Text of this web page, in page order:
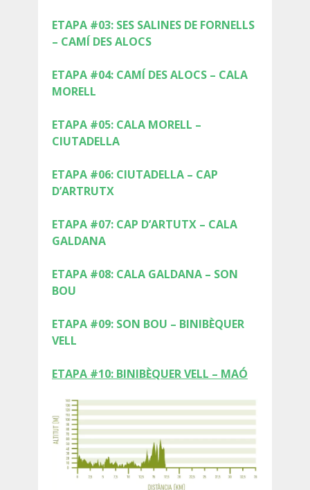
SERVICIOS INCLUIDOS
ALOJAMIENTO
EXTRAS
REGLAMENTO
COMPROMISO AMBIENTAL
PROYECTO DE CONSERVACIÓN
0º PLÁSTICO
ESTUDIO SOBRE LOS PLÁSTICOS EN EL CAMÍ DE
CAVALLS
RECUPERACIÓN DE TORRENTES
ETAPA #03: SES SALINES DE FORNELLS
– CAMÍ DES ALOCS
ETAPA #04: CAMÍ DES ALOCS – CALA
MORELL
ETAPA #05: CALA MORELL –
CIUTADELLA
ETAPA #06: CIUTADELLA – CAP
D’ARTRUTX
ETAPA #07: CAP D’ARTUTX – CALA
GALDANA
ETAPA #08: CALA GALDANA – SON
BOU
ETAPA #09: SON BOU – BINIBÈQUER
VELL
ETAPA #10: BINIBÈQUER VELL – MAÓ